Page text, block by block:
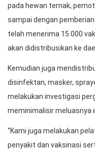
pada hewan ternak,
sampai dengan pemberian
telah menerima 15.000
akan didistribusikan ke
Kemudian juga
disinfektan, masker,
melakukan investigasi
meminimalisir meluasnya
“Kami juga melakukan
penyakit dan vaksinasi